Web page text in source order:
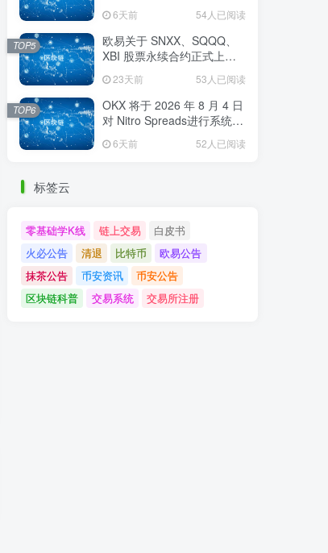
6天前 54人已阅读
欧易关于 SNXX、SQQQ、
XBI 股票永续合约正式上线
23天前 53人已阅读
TOP5
OKX 将于 2026 年 8 月 4 日
对 Nitro Spreads进行系统维
6天前 52人已阅读
TOP6
标签云
零基础学K线 链上交易
白皮书
火必公告
清退 比特币
欧易公告
抹茶公告
币安资讯
币安公告
区块链科普
交易系统 交易所注册